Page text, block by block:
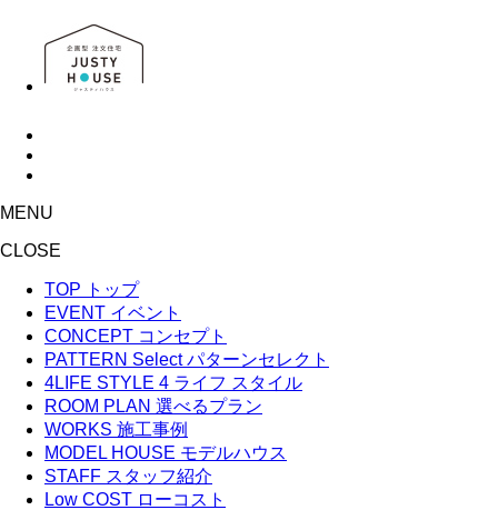
MENU
CLOSE
TOP
トップ
EVENT イベント
CONCEPT コンセプト
PATTERN Select パターンセレクト
4LIFE STYLE 4 ライフ スタイル
ROOM PLAN 選べるプラン
WORKS 施工事例
MODEL HOUSE モデルハウス
STAFF スタッフ紹介
Low COST ローコスト